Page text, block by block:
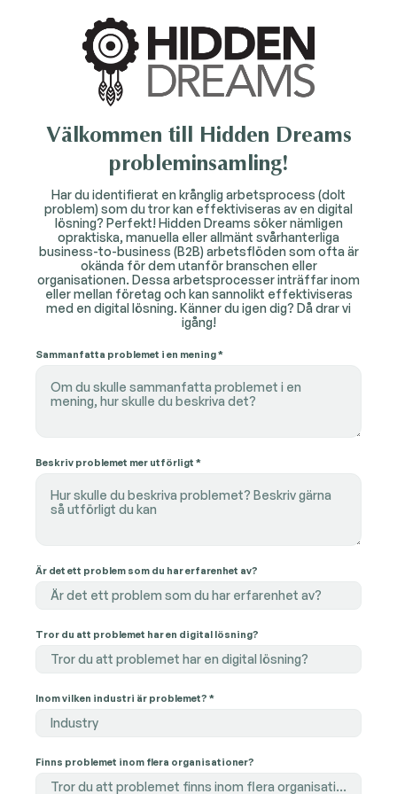
Välkommen till Hidden Dreams
probleminsamling!
Har du identifierat en krånglig arbetsprocess (dolt
problem) som du tror kan effektiviseras av en digital
lösning? Perfekt! Hidden Dreams söker nämligen
opraktiska, manuella eller allmänt svårhanterliga
business-to-business (B2B) arbetsflöden som ofta är
okända för dem utanför branschen eller
organisationen. Dessa arbetsprocesser inträffar inom
eller mellan företag och kan sannolikt effektiviseras
med en digital lösning. Känner du igen dig? Då drar vi
igång!
Sammanfatta problemet i en mening *
Beskriv problemet mer utförligt *
Är det ett problem som du har erfarenhet av?
Är det ett problem som du har erfarenhet av?
Tror du att problemet har en digital lösning?
Tror du att problemet har en digital lösning?
Inom vilken industri är problemet? *
Industry
Finns problemet inom flera organisationer?
Tror du att problemet finns inom flera organisationer? Berörs bara ett företag av problemet eller tror du att det kan återfinnas hos flera företag / är genomgående i branschen?